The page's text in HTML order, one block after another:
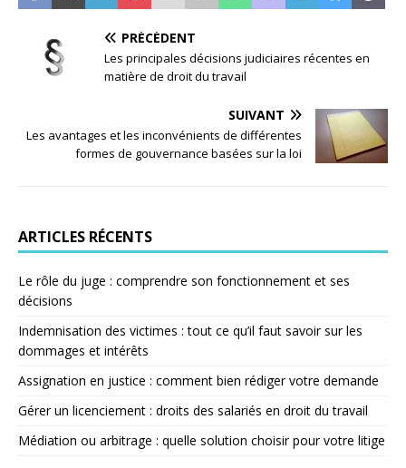
PRÉCÉDENT
Les principales décisions judiciaires récentes en
matière de droit du travail
SUIVANT
Les avantages et les inconvénients de différentes
formes de gouvernance basées sur la loi
ARTICLES RÉCENTS
Le rôle du juge : comprendre son fonctionnement et ses
décisions
Indemnisation des victimes : tout ce qu’il faut savoir sur les
dommages et intérêts
Assignation en justice : comment bien rédiger votre demande
Gérer un licenciement : droits des salariés en droit du travail
Médiation ou arbitrage : quelle solution choisir pour votre litige